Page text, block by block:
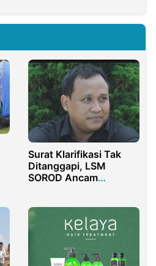
Surat Klarifikasi Tak
Ditanggapi, LSM
SOROD Ancam
Glenmore